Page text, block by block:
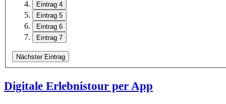
Eintrag 4
Eintrag 5
Eintrag 6
Eintrag 7
Nächster Eintrag
Digitale Erlebnistour per App